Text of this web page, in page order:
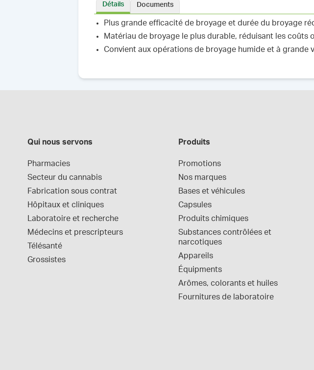
Détails Documents
Plus grande efficacité de broyage et durée du broyage
Matériau de broyage le plus durable, réduisant les coûts
Convient aux opérations de broyage humide et à grande
Qui nous servons
Pharmacies
Secteur du cannabis
Fabrication sous contrat
Hôpitaux et cliniques
Laboratoire et recherche
Médecins et prescripteurs
Télésanté
Grossistes
Produits
Promotions
Nos marques
Bases et véhicules
Capsules
Produits chimiques
Substances contrôlées et
narcotiques
Appareils
Équipments
Arômes, colorants et huiles
Fournitures de laboratoire